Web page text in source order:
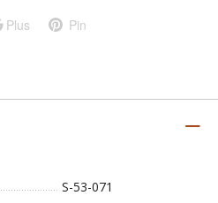
Plus Pin
S-53-071